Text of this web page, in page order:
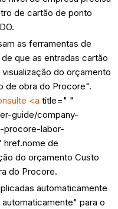
de cartão de ponto
as ferramentas de
que as entradas cartão
do orçamento
de obra do Procore".
<a title=" "
guide/company-
procore-labor-
de
do orçamento Custo
do Procore.
automaticamente
para o